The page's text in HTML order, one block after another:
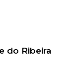
do Ribeira